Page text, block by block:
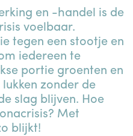
en -handel is de
voelbaar.
tegen een stootje en
iedereen te
portie groenten en
zonder de
slag blijven. Hoe
Met
blijkt!